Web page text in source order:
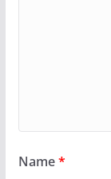
Name*